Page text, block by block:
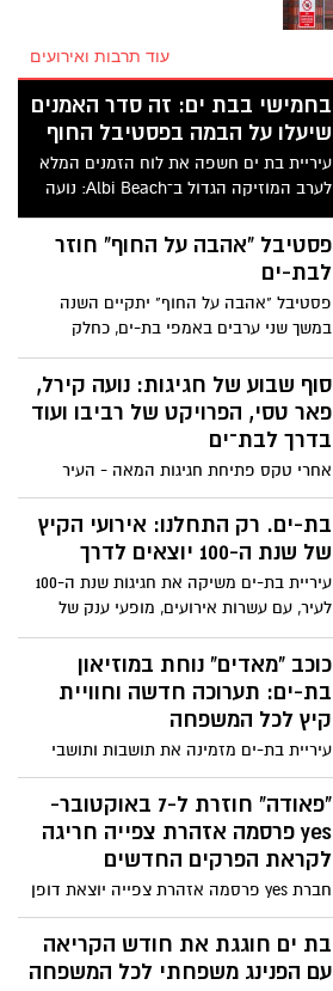
עוד תרבות ואירועים
בחמישי בבת ים: זה סדר האמנים
שיעלו על הבמה בפסטיבל החוף
עיריית בת ים חשפה את לוח הזמנים המלא
לערב המוזיקה הגדול ב־Albi Beach: נועה
קירל, רינת בר, פאר טסי ומארינה מקסימיליאן
יחד עם דרוויש יופיעו בזה אחר זה. הכניסה
חופשית, אך מותנית בהרשמה מראש
פסטיבל "אהבה על החוף" חוזר
לבת-ים
פסטיבל "אהבה על החוף" יתקיים השנה
במשך שני ערבים באמפי בת-ים, כחלק
מחגיגות 100 שנים לעיר. על הבמה יעלו כמה
מהאמנים הבולטים בישראל, בהם אביב גפן
והתעויוט, עדן בן זקן, מוניקה סקס, רביד
פלוטניק ודודו טסה שיארח את ריקי גל
סוף שבוע של חגיגות: נועה קירל,
פאר טסי, הפרויקט של רביבו ועוד
בדרך לבת־ים
אחרי טקס פתיחת חגיגות המאה - העיר
ממשיכה עם סוף שבוע של הופעות ענק על
חוף הים. ביום חמישי ייערך אירוע "LIVE ON
THE BEACH" עם שורת אמנים מובילים, וביום
של רביבו. הכניסה ללא עלות, אך מותנית
בהרשמה מראש
בת-ים. רק התחלנו: אירועי הקיץ
של שנת ה-100 יוצאים לדרך
עיריית בת-ים משיקה את חגיגות שנת ה-100
לעיר, עם עשרות אירועים, מופעי ענק של
מיטב אמני ישראל, פסטיבלים, פעילויות
קהילה, תרבות, נוער וצעירים, ספורט ועוד
שיתקיימו לאורך השנה הקרובה בעיר. חגיגות
המאה יציינו את הדרך שעשתה בת-ים מאז
הקמתה בשנת 1926 ועד להפיכתה לאחת
הערים המתחדשות והמובילות בישראל
כוכב "מאדים" נוחת במוזיאון
בת-ים: תערוכה חדשה וחוויית
קיץ לכל המשפחה
עיריית בת-ים מזמינה את תושבות ותושבי
העיר והקהל הרחב לחגוג את הקיץ במוזיאון
בת-ים לאמנות עם התערוכה החדשה "מאדים
"של האמן עומר שיזף אשר תיפתח ביום
חמישי ,2.7 ,בשעה 20:30.
"פאודה" חוזרת ל-7 באוקטובר-
yes פרסמה אזהרת צפייה חריגה
לקראת הפרקים החדשים
חברת yes פרסמה אזהרת צפייה יוצאת דופן
לקראת שידור הפרקים השביעי והשמיני של
העונה החמישית של סדרת הלהיט "פאודה",
בשל תכנים המתארים ומשחזרים את אירועי 7
בת ים חוגגת את חודש הקריאה
עם הפנינג משפחתי לכל המשפחה